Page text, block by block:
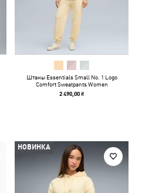
Штаны Essentials Small No. 1 Logo
Comfort Sweatpants Women
2 490,00 ₴
НОВИНКА